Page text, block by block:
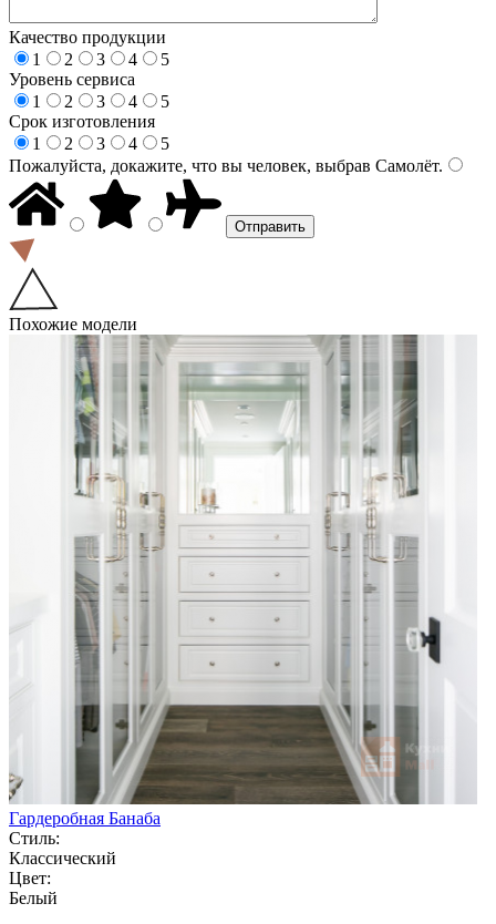
Качество продукции
1
2 3 4
5
Уровень сервиса
1
2 3 4
5
Срок изготовления
1
2 3 4
5
Пожалуйста, докажите, что вы человек, выбрав Самолёт.
Похожие модели
Гардеробная Банаба
Стиль:
Классический
Цвет:
Белый